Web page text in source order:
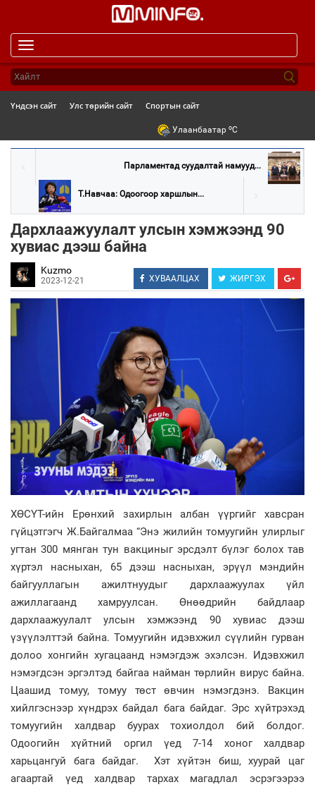
navigation
Үндсэн сайт Улс төрийн сайт Спортын сайт
Улаанбаатар oC
Парламентад суудалтай намууд...
Т.Навчаа: Одоогоор харшлын...
Дархлаажуулалт улсын хэмжээнд 90
хувиас дээш байна
Kuzmo
2023-12-21 ХУВААЛЦАХ ЖИРГЭХ
ХӨСҮТ-ийн Ерөнхий захирлын албан үүргийг хавсран
гүйцэтгэгч Ж.Байгалмаа “Энэ жилийн томуугийн улирлыг
угтан 300 мянган тун вакциныг эрсдэлт бүлэг болох тав
хүртэл насныхан, 65 дээш насныхан, эрүүл мэндийн
байгууллагын ажилтнуудыг дархлаажуулах үйл
ажиллагаанд хамруулсан. Өнөөдрийн байдлаар
дархлаажуулалт улсын хэмжээнд 90 хувиас дээш
үзүүлэлттэй байна. Томуугийн идэвхжил сүүлийн гурван
долоо хонгийн хугацаанд нэмэгдэж эхэлсэн. Идэвхжил
нэмэгдсэн эргэлтэд байгаа найман төрлийн вирус байна.
Цаашид томуу, томуу төст өвчин нэмэгдэнэ. Вакцин
хийлгэснээр хүндрэх байдал бага байдаг. Эрс хүйтрэхэд
томуугийн халдвар буурах тохиолдол бий болдог.
Одоогийн хүйтний оргил үед 7-14 хоног халдвар
харьцангуй бага байдаг. Хэт хүйтэн биш, хуурай цаг
агаартай үед халдвар тархах магадлал эсрэгээрээ